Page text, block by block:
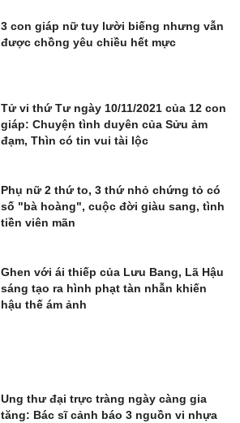
3 con giáp nữ tuy lười biếng nhưng vẫn
được chồng yêu chiều hết mực
Tử vi thứ Tư ngày 10/11/2021 của 12 con
giáp: Chuyện tình duyên của Sửu ảm
đạm, Thìn có tin vui tài lộc
Phụ nữ 2 thứ to, 3 thứ nhỏ chứng tỏ có
số "bà hoàng", cuộc đời giàu sang, tình
tiền viên mãn
Ghen với ái thiếp của Lưu Bang, Lã Hậu
sáng tạo ra hình phạt tàn nhẫn khiến
hậu thế ám ảnh
Ung thư đại trực tràng ngày càng gia
tăng: Bác sĩ cảnh báo 3 nguồn vi nhựa